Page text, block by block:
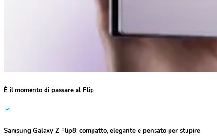
È il momento di passare al Flip
Samsung Galaxy Z Flip8: compatto, elegante e pensato per stupire